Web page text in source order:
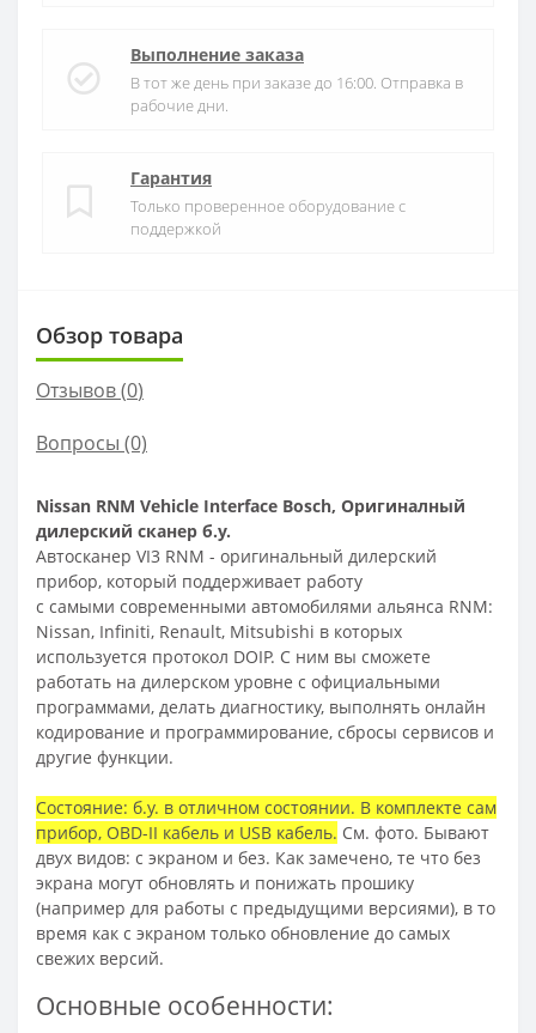
Выполнение заказа
В тот же день при заказе до 16:00. Отправка в
рабочие дни.
Гарантия
Только проверенное оборудование с
поддержкой
Обзор товара
Отзывов (0)
Вопросы (0)
Nissan RNM Vehicle Interface Bosch, Оригиналный
дилерский сканер б.у.
Автосканер VI3 RNM - оригинальный дилерский
прибор, который поддерживает работу
с самыми современными автомобилями альянса RNM:
Nissan, Infiniti, Renault, Mitsubishi в которых
используется протокол DOIP. С ним вы сможете
работать на дилерском уровне с официальными
программами, делать диагностику, выполнять онлайн
кодирование и программирование, сбросы сервисов и
другие функции.
Состояние: б.у. в отличном состоянии. В комплекте сам
прибор, OBD-II кабель и USB кабель. См. фото. Бывают
двух видов: с экраном и без. Как замечено, те что без
экрана могут обновлять и понижать прошику
(например для работы с предыдущими версиями), в то
время как с экраном только обновление до самых
свежих версий.
Основные особенности: